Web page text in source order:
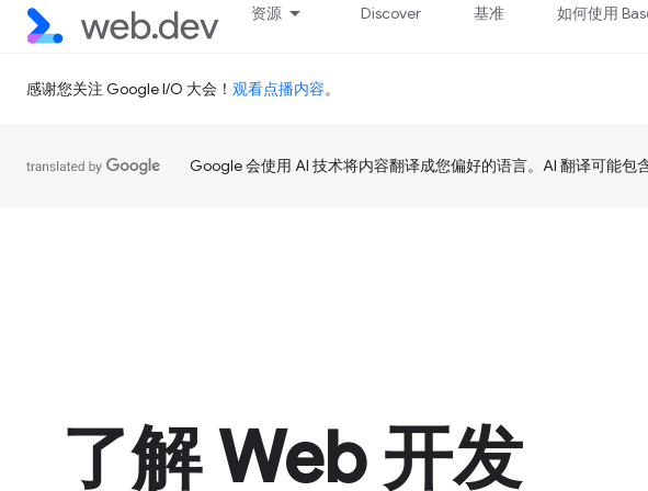
资源 Discover 基准 如何使用
感谢您关注 Google I/O 大会！ 观看点播内容。
Google 会使用 AI 技术将内容翻译成您偏好的语言。AI 翻译可能包含
了解 Web 开发